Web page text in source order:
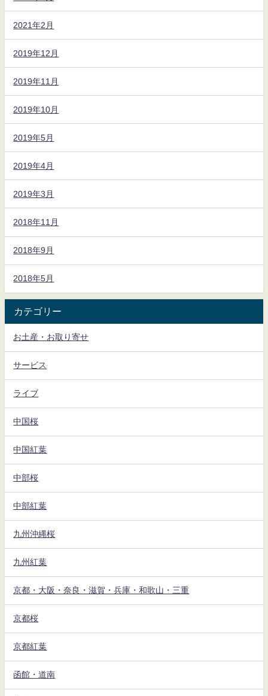
2021年2月
2019年12月
2019年11月
2019年10月
2019年5月
2019年4月
2019年3月
2018年11月
2018年9月
2018年5月
カテゴリー
お土産・お取り寄せ
サービス
ライブ
中国桜
中国紅葉
中部桜
中部紅葉
九州沖縄桜
九州紅葉
京都・大阪・奈良・滋賀・兵庫・和歌山・三重
京都桜
京都紅葉
函館・道南